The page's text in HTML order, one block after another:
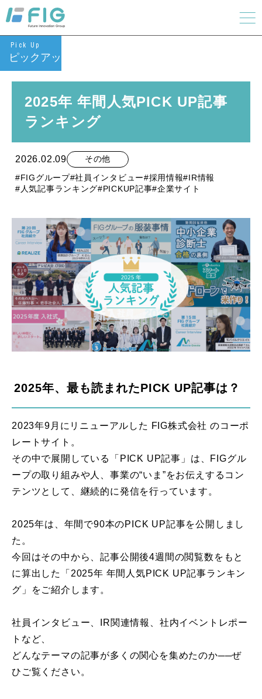
Pick Up
ピックアップ
2025年 年間人気PICK UP記事
ランキング
2026.02.09
その他
#FIGグループ#社員インタビュー#採用情報#IR情報
#人気記事ランキング#PICKUP記事#企業サイト
2025年、最も読まれたPICK UP記事は？
2023年9月にリニューアルした FIG株式会社 のコーポ
レートサイト。
その中で展開している「PICK UP記事」は、FIGグル
ープの取り組みや人、事業の“いま”をお伝えするコン
テンツとして、継続的に発信を行っています。
2025年は、年間で90本のPICK UP記事を公開しまし
た。
今回はその中から、記事公開後4週間の閲覧数をもと
に算出した「2025年 年間人気PICK UP記事ランキン
グ」をご紹介します。
社員インタビュー、IR関連情報、社内イベントレポー
トなど、
どんなテーマの記事が多くの関心を集めたのか──ぜ
ひご覧ください。